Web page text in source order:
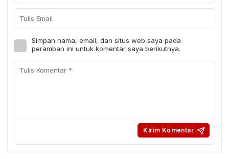
Simpan nama, email, dan situs web saya pada
peramban ini untuk komentar saya berikutnya.